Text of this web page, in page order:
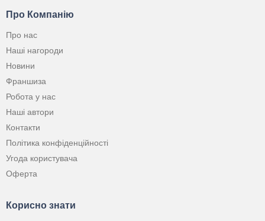
Про Компанію
Про нас
Наші нагороди
Новини
Франшиза
Робота у нас
Наші автори
Контакти
Політика конфіденційності
Угода користувача
Оферта
Корисно знати